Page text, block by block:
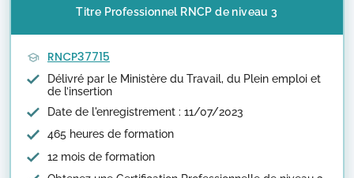
Titre Professionnel RNCP de niveau 3
RNCP37715
Délivré par le Ministère du Travail, du Plein emploi et
de l’insertion
Date de l'enregistrement : 11/07/2023
465 heures de formation
12 mois de formation